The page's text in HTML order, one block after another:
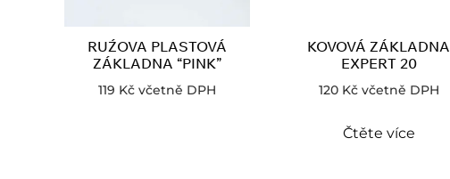
RUŹOVA PLASTOVÁ
ZÁKLADNA “PINK”
119 Kč včetně DPH
KOVOVÁ ZÁKLADNA
EXPERT 20
120 Kč včetně DPH
Čtěte více